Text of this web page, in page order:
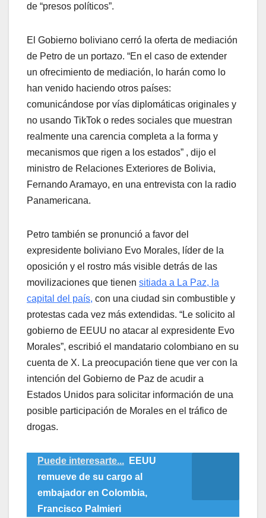
de “presos políticos”.
El Gobierno boliviano cerró la oferta de mediación
de Petro de un portazo. “En el caso de extender
un ofrecimiento de mediación, lo harán como lo
han venido haciendo otros países:
comunicándose por vías diplomáticas originales y
no usando TikTok o redes sociales que muestran
realmente una carencia completa a la forma y
mecanismos que rigen a los estados” , dijo el
ministro de Relaciones Exteriores de Bolivia,
Fernando Aramayo, en una entrevista con la radio
Panamericana.
Petro también se pronunció a favor del
expresidente boliviano Evo Morales, líder de la
oposición y el rostro más visible detrás de las
movilizaciones que tienen sitiada a La Paz, la
capital del país, con una ciudad sin combustible y
protestas cada vez más extendidas. “Le solicito al
gobierno de EEUU no atacar al expresidente Evo
Morales”, escribió el mandatario colombiano en su
cuenta de X. La preocupación tiene que ver con la
intención del Gobierno de Paz de acudir a
Estados Unidos para solicitar información de una
posible participación de Morales en el tráfico de
drogas.
Puede interesarte...
EEUU
remueve de su cargo al
embajador en Colombia,
Francisco Palmieri